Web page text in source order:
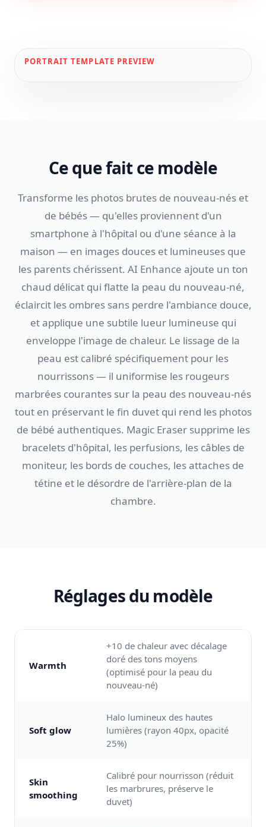
PORTRAIT TEMPLATE PREVIEW
Ce que fait ce modèle
Transforme les photos brutes de nouveau-nés et
de bébés — qu'elles proviennent d'un
smartphone à l'hôpital ou d'une séance à la
maison — en images douces et lumineuses que
les parents chérissent. AI Enhance ajoute un ton
chaud délicat qui flatte la peau du nouveau-né,
éclaircit les ombres sans perdre l'ambiance douce,
et applique une subtile lueur lumineuse qui
enveloppe l'image de chaleur. Le lissage de la
peau est calibré spécifiquement pour les
nourrissons — il uniformise les rougeurs
marbrées courantes sur la peau des nouveau-nés
tout en préservant le fin duvet qui rend les photos
de bébé authentiques. Magic Eraser supprime les
bracelets d'hôpital, les perfusions, les câbles de
moniteur, les bords de couches, les attaches de
tétine et le désordre de l'arrière-plan de la
chambre.
Réglages du modèle
Warmth
+10 de chaleur avec décalage
doré des tons moyens
(optimisé pour la peau du
nouveau-né)
Soft glow
Halo lumineux des hautes
lumières (rayon 40px, opacité
25%)
Skin
smoothing
Calibré pour nourrisson (réduit
les marbrures, préserve le
duvet)